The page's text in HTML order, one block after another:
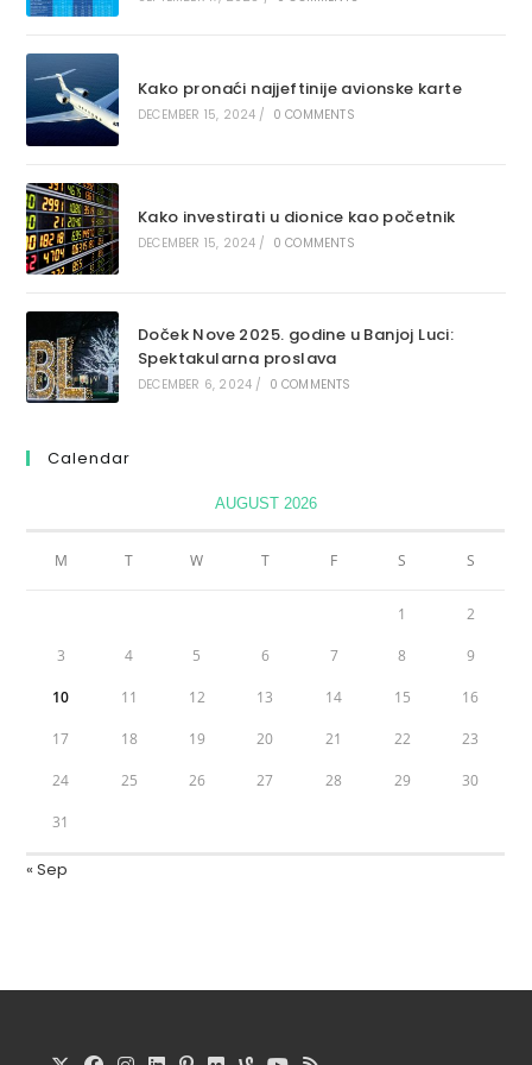
Kako pronaći najjeftinije avionske karte
DECEMBER 15, 2024 / 0 COMMENTS
Kako investirati u dionice kao početnik
DECEMBER 15, 2024 / 0 COMMENTS
Doček Nove 2025. godine u Banjoj Luci:
Spektakularna proslava
DECEMBER 6, 2024 / 0 COMMENTS
Calendar
AUGUST 2026
M T W T F S S
1 2
3 4 5 6 7 8 9
10 11 12 13 14 15 16
17 18 19 20 21 22 23
24 25 26 27 28 29 30
31
« Sep